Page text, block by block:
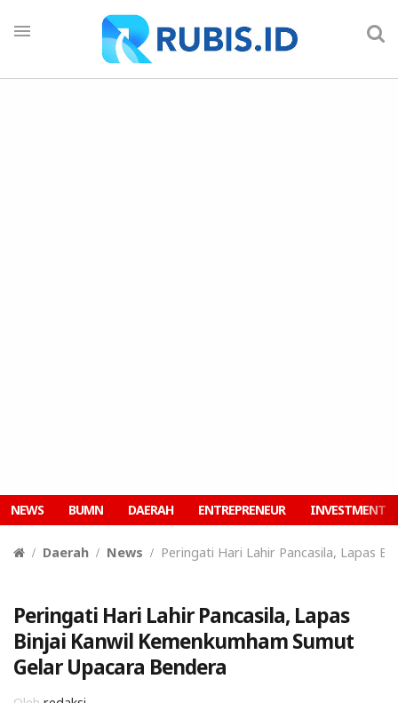
NEWS BUMN DAERAH ENTREPRENEUR INVESTMENT
Daerah News Peringati Hari Lahir Pancasila, Lapas
Peringati Hari Lahir Pancasila, Lapas
Binjai Kanwil Kemenkumham Sumut
Gelar Upacara Bendera